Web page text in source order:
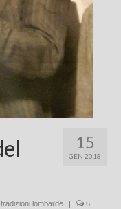
15
GEN 2018
tradizioni lombarde | 6